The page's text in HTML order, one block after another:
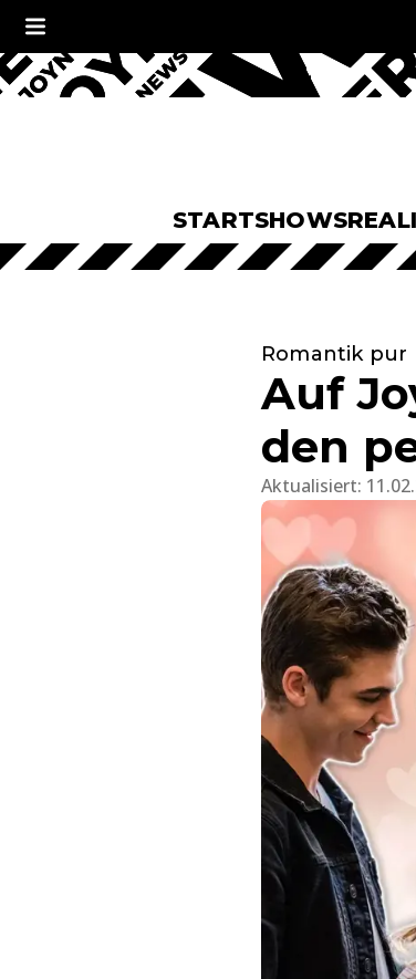
STARTSHOWS
Romantik pur
Auf
den
Aktualisiert: